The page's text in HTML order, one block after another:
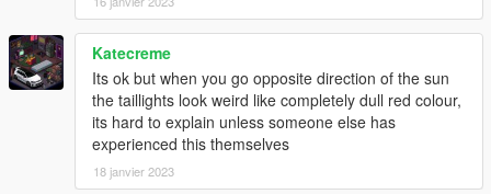
Katecreme
Its ok but when you go opposite direction of the sun
the taillights look weird like completely dull red colour,
its hard to explain unless someone else has
experienced this themselves
18 janvier 2023